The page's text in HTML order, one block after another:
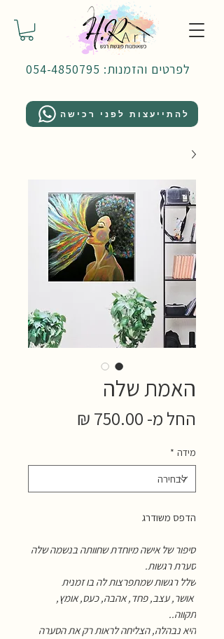
לפרטים והזמנות: 054-4850795
להתייעצות לפני רכישה
האמת שלה
החל מ- 750.00 ₪
מידה *
הדפס משודרג
סיפור של אישה מיוחדת שחוותה בנשמה שלה
סערת רגשות.
שלל רגשות שמתפרצות לה בו זמנית
אושר, עצב, פחד, אהבה, כעס, אומץ,
תקווה..
היא נבהלה, הצליחה לראות רק את הסערה